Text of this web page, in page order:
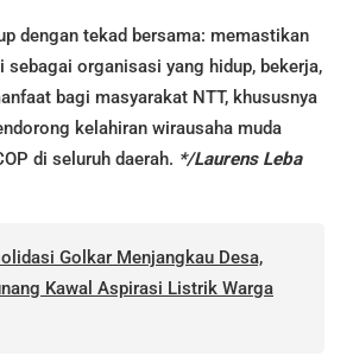
dengan tekad bersama: memastikan
sebagai organisasi yang hidup, bekerja,
bagi masyarakat NTT, khususnya
kelahiran wirausaha muda
di seluruh daerah. */Laurens Leba
Golkar Menjangkau Desa,
Kawal Aspirasi Listrik Warga